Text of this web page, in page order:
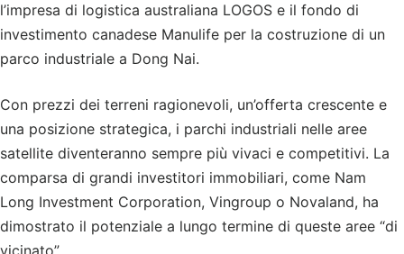
l’impresa di logistica australiana LOGOS e il fondo di
investimento canadese Manulife per la costruzione di un
parco industriale a Dong Nai.
Con prezzi dei terreni ragionevoli, un’offerta crescente e
una posizione strategica, i parchi industriali nelle aree
satellite diventeranno sempre più vivaci e competitivi. La
comparsa di grandi investitori immobiliari, come Nam
Long Investment Corporation, Vingroup o Novaland, ha
dimostrato il potenziale a lungo termine di queste aree “di
vicinato”.